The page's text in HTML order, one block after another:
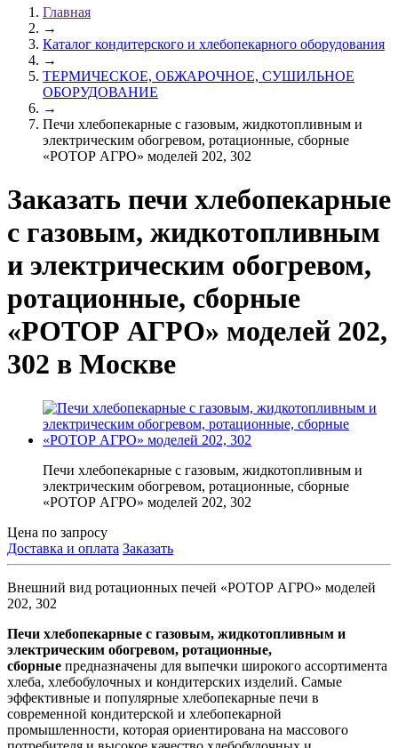
Главная
→
Каталог кондитерского и хлебопекарного оборудования
→
ТЕРМИЧЕСКОЕ, ОБЖАРОЧНОЕ, СУШИЛЬНОЕ
ОБОРУДОВАНИЕ
→
Печи хлебопекарные с газовым, жидкотопливным и
электрическим обогревом, ротационные, сборные
«РОТОР АГРО» моделей 202, 302
Заказать печи хлебопекарные
с газовым, жидкотопливным
и электрическим обогревом,
ротационные, сборные
«РОТОР АГРО» моделей 202,
302 в Москве
Печи хлебопекарные с газовым, жидкотопливным и
электрическим обогревом, ротационные, сборные
«РОТОР АГРО» моделей 202, 302
Цена по запросу
Доставка и оплата Заказать
Внешний вид ротационных печей «РОТОР АГРО» моделей
202, 302
Печи хлебопекарные с газовым, жидкотопливным и
электрическим обогревом, ротационные,
сборные предназначены для выпечки широкого ассортимента
хлеба, хлебобулочных и кондитерских изделий. Самые
эффективные и популярные хлебопекарные печи в
современной кондитерской и хлебопекарной
промышленности, которая ориентирована на массового